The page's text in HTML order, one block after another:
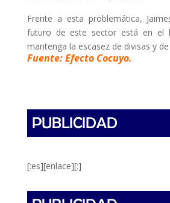
Frente a esta problemática,
futuro de este sector está en el
mantenga la escasez de divisas y
Fuente: Efecto Cocuyo.
[:es][enlace][:]